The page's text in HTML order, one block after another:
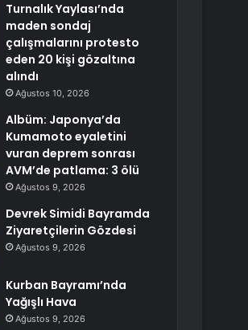
Turnalık Yaylası’nda
maden sondaj
çalışmalarını protesto
eden 20 kişi gözaltına
alındı
Ağustos 10, 2026
Albüm: Japonya’da
Kumamoto eyaletini
vuran deprem sonrası
AVM’de patlama: 3 ölü
Ağustos 9, 2026
Devrek Simidi Bayramda
Ziyaretçilerin Gözdesi
Ağustos 9, 2026
Kurban Bayramı’nda
Yağışlı Hava
Ağustos 9, 2026